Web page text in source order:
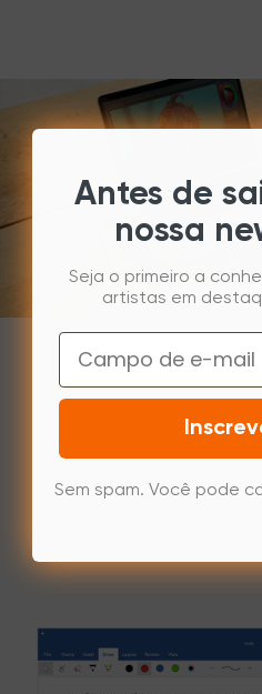
Antes de
nossa
Seja o primeiro a
artistas em
Email
Sem spam. Você pode